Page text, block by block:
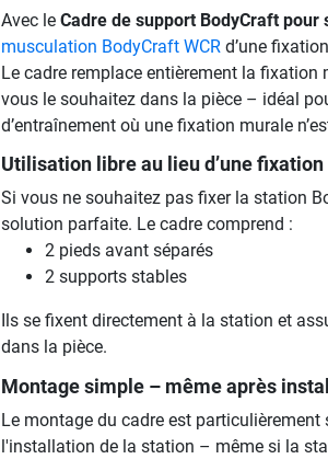
Avec le Cadre de support BodyCraft pour
musculation BodyCraft WCRd’une
Le cadre remplace entièrement la
vous le souhaitez dans la pièce – idéal
d’entraînement où une fixation murale
Utilisation libre au lieu d’une
Si vous ne souhaitez pas fixer la station
solution parfaite. Le cadre comprend :
2 pieds avant séparés
2 supports stables
Ils se fixent directement à la station et
dans la pièce.
Montage simple – même après
Le montage du cadre est
l'installation de la station – même si la